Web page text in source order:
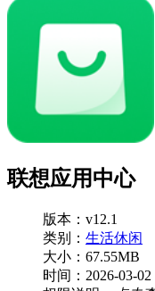
联想应用中心
版本：v12.1
类别： 生活休闲
大小：67.55MB
时间：2026-03-02